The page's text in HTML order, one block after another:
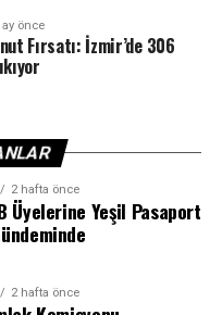
ay önce
Fırsatı: İzmir’de 306
2 hafta önce
Üyelerine Yeşil Pasaport
2 hafta önce